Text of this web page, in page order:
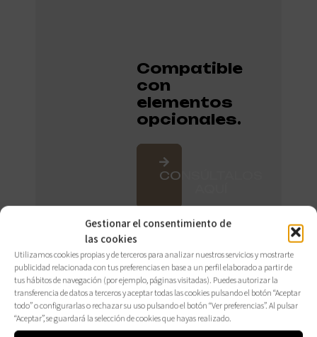
Gestionar el consentimiento de
las cookies
Utilizamos cookies propias y de terceros para analizar nuestros servicios y mostrarte
publicidad relacionada con tus preferencias en base a un perfil elaborado a partir de
tus hábitos de navegación (por ejemplo, páginas visitadas). Puedes autorizar la
transferencia de datos a terceros y aceptar todas las cookies pulsando el botón “Aceptar
todo” o configurarlas o rechazar su uso pulsando el botón “Ver preferencias”. Al pulsar
“Aceptar”, se guardará la selección de cookies que hayas realizado.
Compatible
con
elementos
opcionales.
CONSÚLTALOS